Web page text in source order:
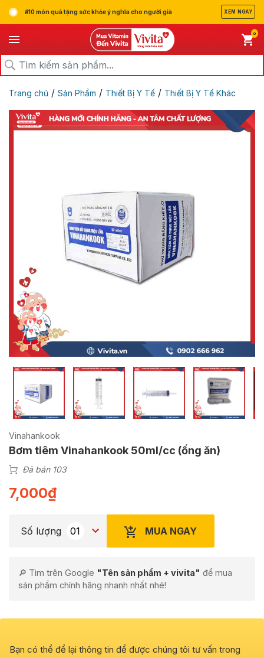
#10 món quà tặng sức khỏe ý nghĩa cho người già XEM NGAY
0
Trang chủ / Sản Phẩm / Thiết Bị Y Tế / Thiết Bị Y Tế Khác
Vinahankook
Bơm tiêm Vinahankook 50ml/cc (ống ăn)
Đã bán 103
7,000₫
Số lượng MUA NGAY
🔎 Tìm trên Google "Tên sản phẩm + vivita" để mua
sản phẩm chính hãng nhanh nhất nhé!
Bạn có thể để lại thông tin để được chúng tôi tư vấn trong